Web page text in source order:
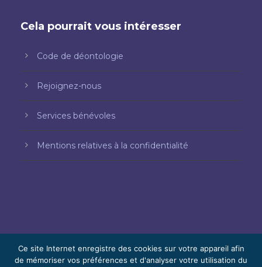
Cela pourrait vous intéresser
Code de déontologie
Rejoignez-nous
Services bénévoles
Mentions relatives à la confidentialité
Ce site Internet enregistre des cookies sur votre appareil afin
de mémoriser vos préférences et d'analyser votre utilisation du